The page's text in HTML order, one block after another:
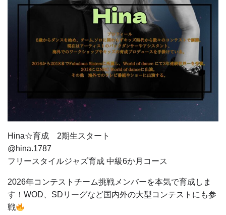
Hina☆育成 2期生スタート
@hina.1787
フリースタイルジャズ育成 中級6か月コース
2026年コンテストチーム挑戦メンバーを本気で育成しま
す！WOD、SDリーグなど国内外の大型コンテストにも参
戦